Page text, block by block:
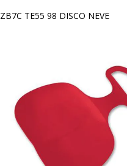
ZB7C TE55 98 DISCO NEVE